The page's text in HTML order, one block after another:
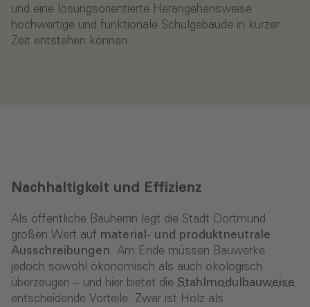
und eine lösungsorientierte Herangehensweise
hochwertige und funktionale Schulgebäude in kurzer
Zeit entstehen können.
Nachhaltigkeit und Effizienz
Als öffentliche Bauherrin legt die Stadt Dortmund
großen Wert auf material- und produktneutrale
Ausschreibungen. Am Ende müssen Bauwerke
jedoch sowohl ökonomisch als auch ökologisch
überzeugen – und hier bietet die Stahlmodulbauweise
entscheidende Vorteile. Zwar ist Holz als